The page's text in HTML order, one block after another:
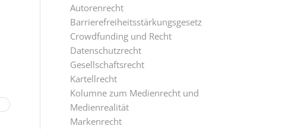
Autorenrecht
Barrierefreiheitsstärkungsgesetz
Crowdfunding und Recht
Datenschutzrecht
Gesellschaftsrecht
Kartellrecht
Kolumne zum Medienrecht und
Medienrealität
Markenrecht